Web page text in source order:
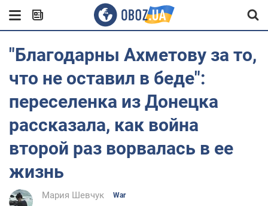
"Благодарны Ахметову за то,
что не оставил в беде":
переселенка из Донецка
рассказала, как война
второй раз ворвалась в ее
жизнь
Мария Шевчук War